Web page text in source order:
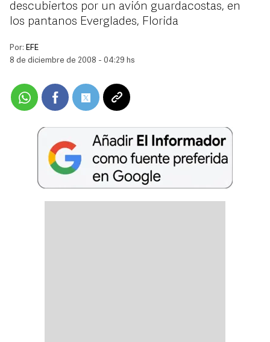
descubiertos por un avión guardacostas, en
los pantanos Everglades, Florida
Por: EFE
8 de diciembre de 2008 - 04:29 hs